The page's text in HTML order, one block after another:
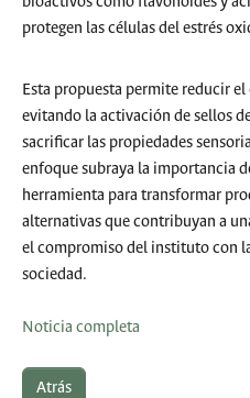
protegen las células del estrés
Esta propuesta permite reducir
evitando la activación de sellos
sacrificar las propiedades
enfoque subraya la importancia
herramienta para transformar
alternativas que contribuyan a
el compromiso del instituto con
sociedad.
Noticia completa
Atrás